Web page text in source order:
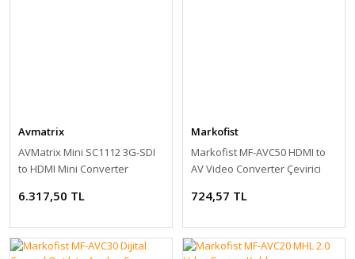
Avmatrix
AVMatrix Mini SC1112 3G-SDI
to HDMI Mini Converter
6.317,50 TL
Markofist
Markofist MF-AVC50 HDMI to
AV Video Converter Çevirici
724,57 TL